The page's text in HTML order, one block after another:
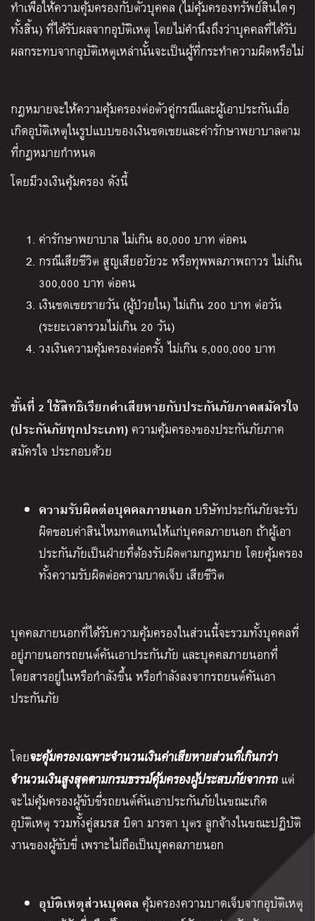
ทำเพื่อให้ความคุ้มครองกับตัวบุคคล (ไม่คุ้มครองทรัพย์สินใดๆ
ทั้งสิ้น) ที่ได้รับผลจากอุบัติเหตุ โดยไม่คำนึงถึงว่าบุคคลที่ได้รับ
ผลกระทบจากอุบัติเหตุเหล่านั้นจะเป็นผู้ที่กระทำความผิดหรือไม่
กฎหมายจะให้ความคุ้มครองต่อตัวคู่กรณีและผู้เอาประกันเมื่อ
เกิดอุบัติเหตุในรูปแบบของเงินชดเชยและค่ารักษาพยาบาลตาม
ที่กฎหมายกำหนด
โดยมีวงเงินคุ้มครอง ดังนี้
ค่ารักษาพยาบาล ไม่เกิน 80,000 บาท ต่อคน
กรณีเสียชีวิต สูญเสียอวัยวะ หรือทุพพลภาพถาวร ไม่เกิน
300,000 บาท ต่อคน
เงินชดเชยรายวัน (ผู้ป่วยใน) ไม่เกิน 200 บาท ต่อวัน
(ระยะเวลารวมไม่เกิน 20 วัน)
วงเงินความคุ้มครองต่อครั้ง ไม่เกิน 5,000,000 บาท
ขั้นที่ 2 ใช้สิทธิเรียกค่าเสียหายกับประกันภัยภาคสมัครใจ
(ประกันภัยทุกประเภท) ความคุ้มครองของประกันภัยภาค
สมัครใจ ประกอบด้วย
ความรับผิดต่อบุคคลภายนอกบริษัทประกันภัยจะรับ
ผิดชอบค่าสินไหมทดแทนให้แก่บุคคลภายนอก ถ้าผู้เอา
ประกันภัยเป็นฝ่ายที่ต้องรับผิดตามกฎหมาย โดยคุ้มครอง
ทั้งความรับผิดต่อความบาดเจ็บ เสียชีวิต
บุคคลภายนอกที่ได้รับความคุ้มครองในส่วนนี้จะรวมทั้งบุคคลที่
อยู่ภายนอกรถยนต์คันเอาประกันภัย และบุคคลภายนอกที่
โดยสารอยู่ในหรือกำลังขึ้น หรือกำลังลงจากรถยนต์คันเอา
ประกันภัย
โดยจะคุ้มครองเฉพาะจำนวนเงินค่าเสียหายส่วนที่เกินกว่า
จำนวนเงินสูงสุดตามกรมธรรม์คุ้มครองผู้ประสบภัยจากรถแต่
จะไม่คุ้มครองผู้ขับขี่รถยนต์คันเอาประกันภัยในขณะเกิด
อุบัติเหตุ รวมทั้งคู่สมรส บิดา มารดา บุตร ลูกจ้างในขณะปฏิบัติ
งานของผู้ขับขี่ เพราะไม่ถือเป็นบุคคลภายนอก
อุบัติเหตุส่วนบุคคล คุ้มครองความบาดเจ็บจากอุบัติเหตุ